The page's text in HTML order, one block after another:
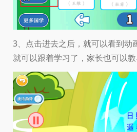
3、点击进去之后，就可以看到动
就可以跟着学习了，家长也可以教